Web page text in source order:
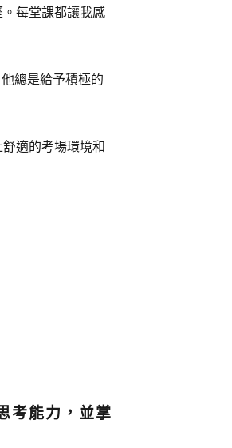
每堂課都讓我感
總是給予積極的
適的考場環境和
考能力，並掌